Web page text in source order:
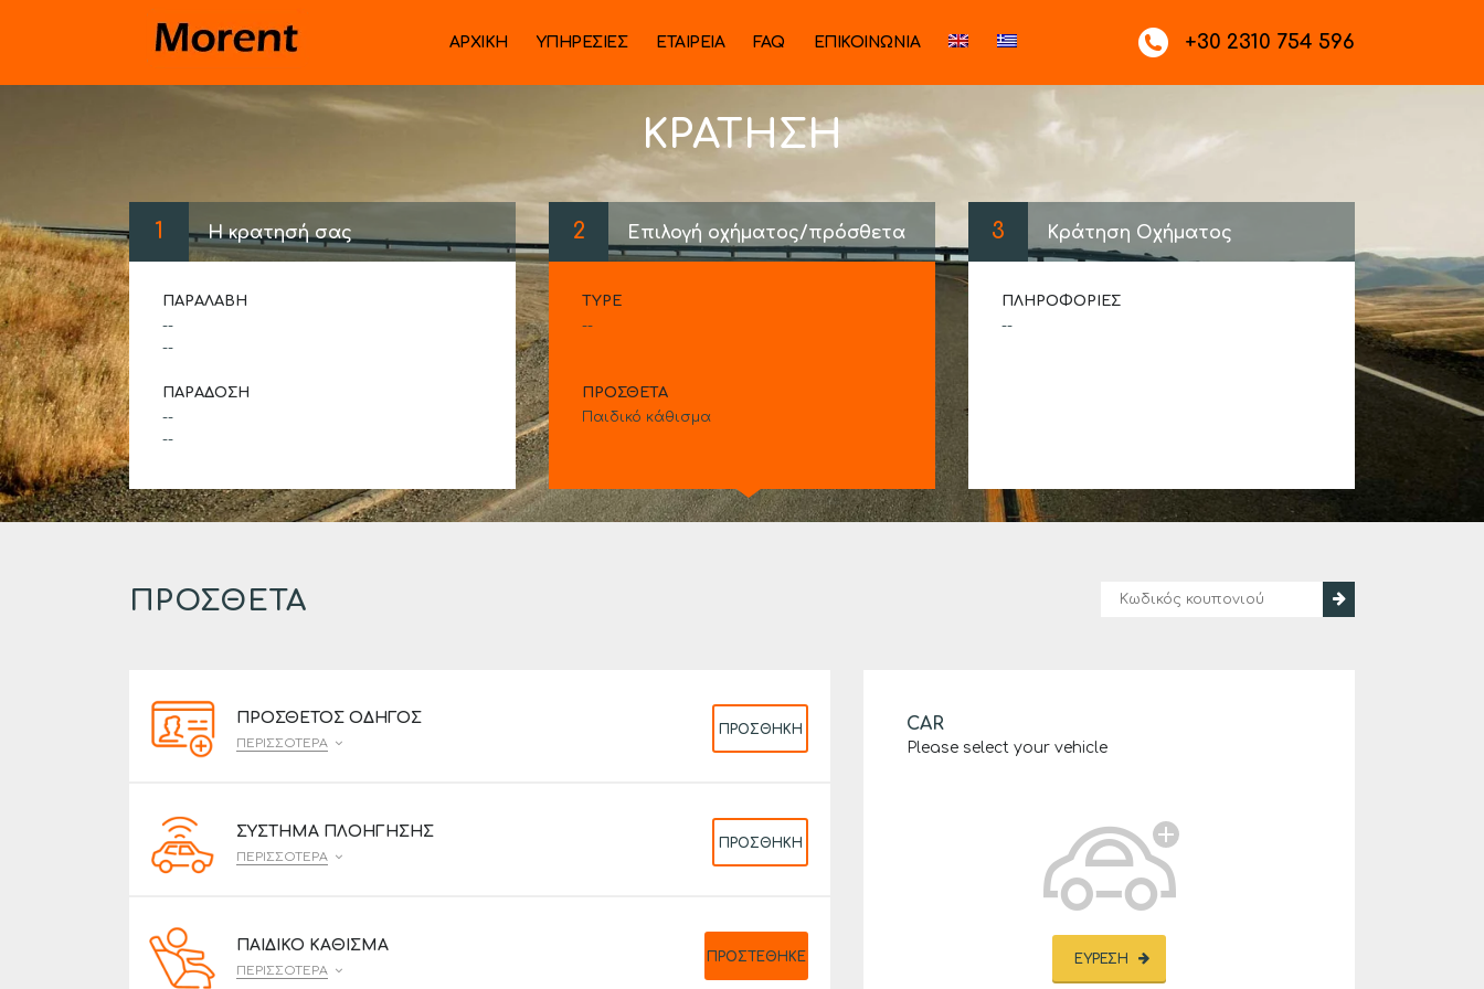
+30 2310 754 596
ΑΡΧΙΚΗ ΥΠΗΡΕΣΙΕΣ ΕΤΑΙΡΕΙΑ FAQ ΕΠΙΚΟΙΝΩΝΙΑ
ΚΡΆΤΗΣΗ
1 Η κρατησή σας
ΠΑΡΑΛΑΒΉ
--
--
ΠΑΡΆΔΟΣΗ
--
--
2 Επιλογή οχήματος/πρόσθετα
TYPE
--
ΠΡΌΣΘΕΤΑ
Παιδικό κάθισμα
3 Κράτηση Οχήματος
ΠΛΗΡΟΦΟΡΊΕΣ
--
ΠΡΌΣΘΕΤΑ
ΠΡΌΣΘΕΤΟΣ ΟΔΗΓΌΣ
ΠΕΡΙΣΣΌΤΕΡΑ
ΠΡΟΣΘΉΚΗ
ΣΎΣΤΗΜΑ ΠΛΟΉΓΗΣΗΣ
ΠΕΡΙΣΣΌΤΕΡΑ
ΠΡΟΣΘΉΚΗ
ΠΑΙΔΙΚΌ ΚΆΘΙΣΜΑ
ΠΕΡΙΣΣΌΤΕΡΑ
ΠΡΟΣΤΈΘΗΚΕ
CAR
Please select your vehicle
ΕΎΡΕΣΗ